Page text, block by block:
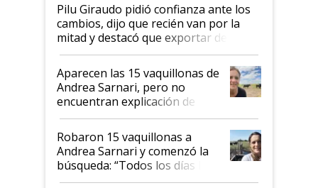
Pilu Giraudo pidió confianza ante los
cambios, dijo que recién van por la
mitad y destacó que exportar dejó de
ser "para unos pocos": "Tenemos un
mandato muy claro del gobierno
nacional"
Aparecen las 15 vaquillonas de
Andrea Sarnari, pero no
encuentran explicación de
cómo llegaron allí
Robaron 15 vaquillonas a
Andrea Sarnari y comenzó la
búsqueda: “Todos los días le
toca a algún productor”